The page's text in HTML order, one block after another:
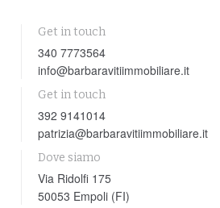
Get in touch
340 7773564
info@barbaravitiimmobiliare.it
Get in touch
392 9141014
patrizia@barbaravitiimmobiliare.it
Dove siamo
Via Ridolfi 175
50053 Empoli (FI)